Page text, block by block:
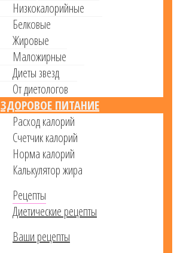
Низкокалорийные
Белковые
Жировые
Маложирные
Диеты звезд
От диетологов
ЗДОРОВОЕ ПИТАНИЕ
Расход калорий
Cчетчик калорий
Норма калорий
Калькулятор жира
Рецепты
Диетические рецепты
Ваши рецепты